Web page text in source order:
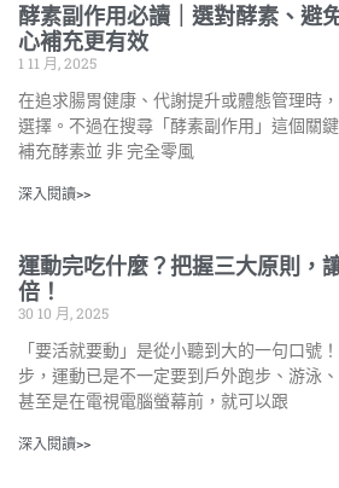
酵素副作用必讀｜選對酵素、避
心補充更有效
1 11 月, 2025
在追求腸胃健康、代謝提升或體態管理時
選擇。不過在搜尋「酵素副作用」這個關
補充酵素並 非 完全零風
深入閱讀>>
運動完吃什麼？把握三大原則，
倍！
30 10 月, 2025
「要活就要動」是從小聽到大的一句口號
步，運動已是不一定要到戶外跑步、游泳
甚至是在電視電腦螢幕前，就可以跟
深入閱讀>>